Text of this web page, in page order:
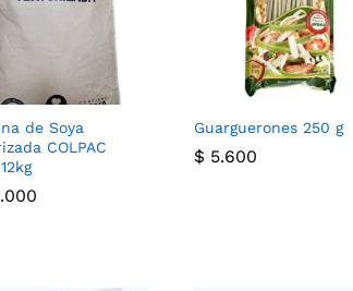
de Soya
COLPAC
Guarguerones 250 g
$ 5.600
$ 5.600